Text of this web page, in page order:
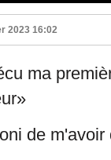
2023 16:02
ma
de